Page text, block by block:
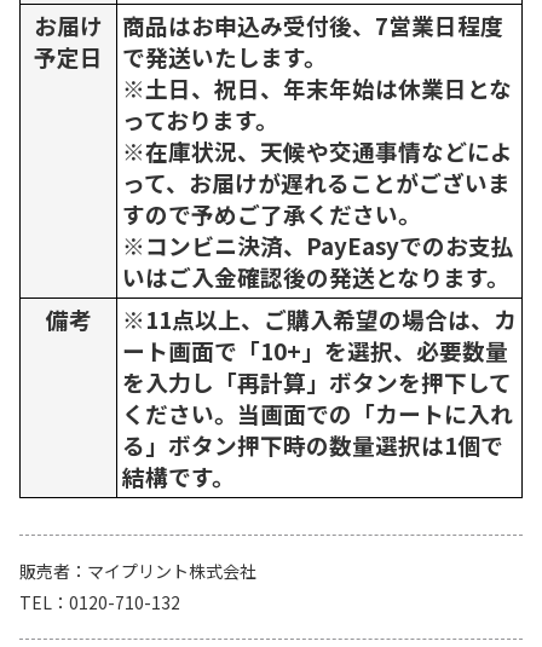
お届け
予定日
商品はお申込み受付後、7営業日程度
で発送いたします。
※土日、祝日、年末年始は休業日とな
っております。
※在庫状況、天候や交通事情などによ
って、お届けが遅れることがございま
すので予めご了承ください。
※コンビニ決済、PayEasyでのお支払
いはご入金確認後の発送となります。
備考
※11点以上、ご購入希望の場合は、カ
ート画面で「10+」を選択、必要数量
を入力し「再計算」ボタンを押下して
ください。当画面での「カートに入れ
る」ボタン押下時の数量選択は1個で
結構です。
販売者
マイプリント株式会社
TEL
0120-710-132